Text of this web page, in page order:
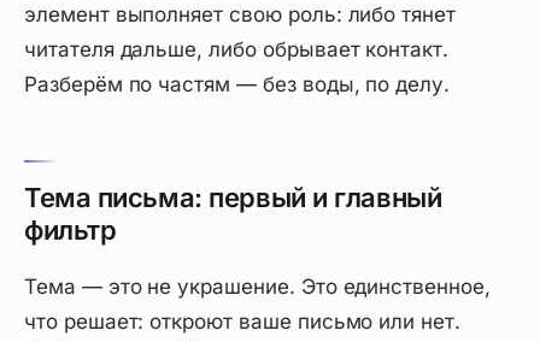
элемент выполняет свою роль: либо тянет
читателя дальше, либо обрывает контакт.
Разберём по частям — без воды, по делу.
Тема письма: первый и главный
фильтр
Тема — это не украшение. Это единственное,
что решает: откроют ваше письмо или нет.